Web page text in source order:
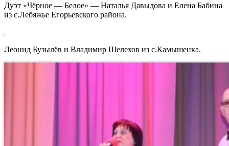
Дуэт «Чёрное — Белое» — Наталья Давыдова и Елена Бабина
из с.Лебяжье Егорьевского района.
Леонид Бузылёв и Владимир Шелехов из с.Камышенка.